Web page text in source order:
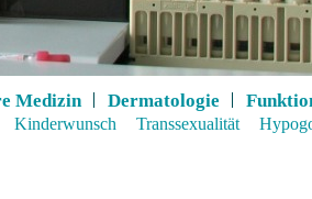
Medizin Dermatologie
Kinderwunsch Transsexualität